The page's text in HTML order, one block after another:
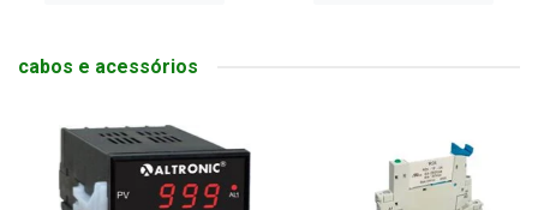
cabos e acessórios